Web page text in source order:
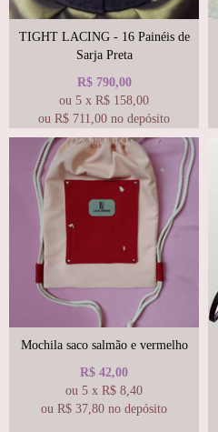
TIGHT LACING - 16 Painéis de
Sarja Preta
R$ 790,00
ou 5 x R$ 158,00
ou R$ 711,00 no depósito
Mochila saco salmão e vermelho
R$ 42,00
ou 5 x R$ 8,40
ou R$ 37,80 no depósito